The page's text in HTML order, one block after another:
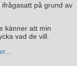
på grund av
känner att min
vad de vill.